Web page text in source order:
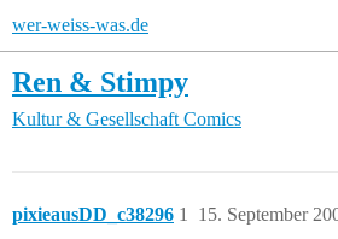
wer-weiss-was.de
Ren & Stimpy
Kultur & Gesellschaft Comics
pixieausDD_c38296 15. September
1